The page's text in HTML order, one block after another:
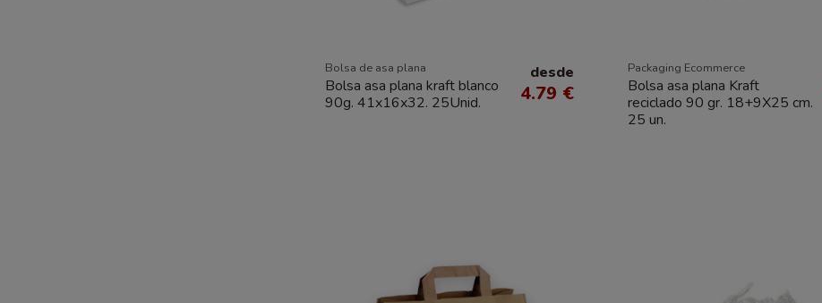
Bolsa de asa plana
Bolsa asa plana kraft blanco
90g. 41x16x32. 25Unid.
desde
4.79 €
Packaging Ecommerce
Bolsa asa plana Kraft
reciclado 90 gr. 18+9X25 cm.
25 un.